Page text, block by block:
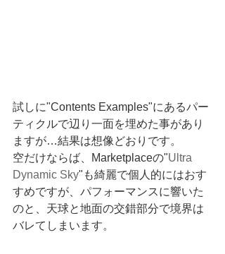
試しに"Contents Examples"にあるパー
ティクルで辺り一面を埋めた事があり
ますが…結果は想像どおりです。
空だけならば、Marketplaceの"Ultra
Dynamic Sky"も綺麗で個人的にはおす
すめですが、パフォーマンスに響いた
のと、天球と地面の交錯部分で境界は
バレてしまいます。